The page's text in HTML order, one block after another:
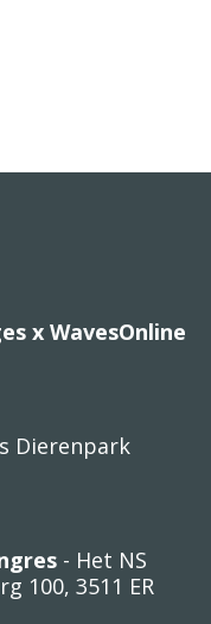
x WavesOnline
Dierenpark
- Het NS
100, 3511 ER